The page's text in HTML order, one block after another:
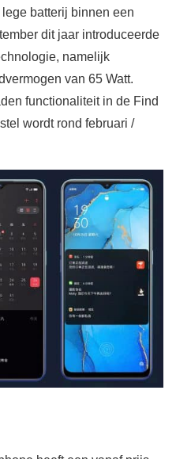
batterij binnen een
dit jaar introduceerde
namelijk
van 65 Watt.
functionaliteit in de Find
wordt rond februari /